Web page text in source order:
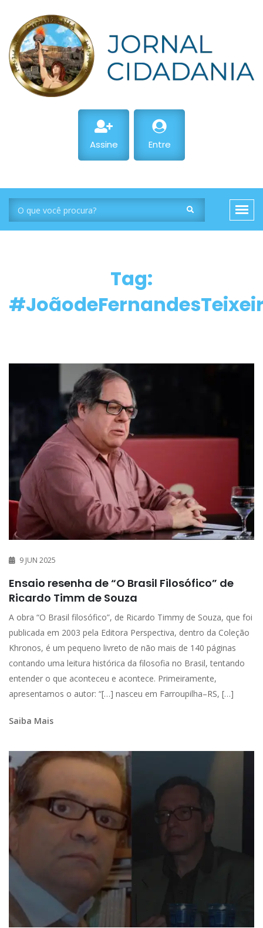
Assine Entre
Tag:
9 JUN 2025
Ensaio resenha de “O Brasil Filosófico” de
Ricardo Timm de Souza
A obra “O Brasil filosófico”, de Ricardo Timmy de Souza, que foi
publicada em 2003 pela Editora Perspectiva, dentro da Coleção
Khronos, é um pequeno livreto de não mais de 140 páginas
contando uma leitura histórica da filosofia no Brasil, tentando
entender o que aconteceu e acontece. Primeiramente,
apresentamos o autor: “[…] nasceu em Farroupilha–RS, […]
Saiba Mais